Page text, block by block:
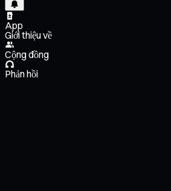
App
Giới thiệu về
Cộng đồng
Phản hồi